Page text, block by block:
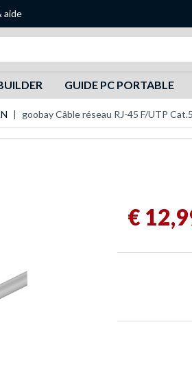
aide
GUIDE PC PORTABLE
goobay Câble réseau RJ-45 F/UTP
€